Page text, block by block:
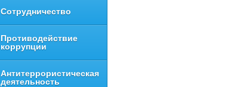
Сотрудничество
Противодействие
коррупции
Антитеррористическая
деятельность